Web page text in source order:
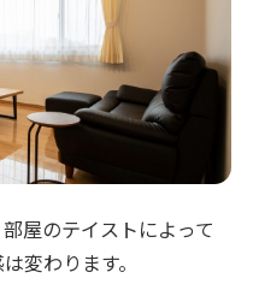
屋のテイストによって
変わります。